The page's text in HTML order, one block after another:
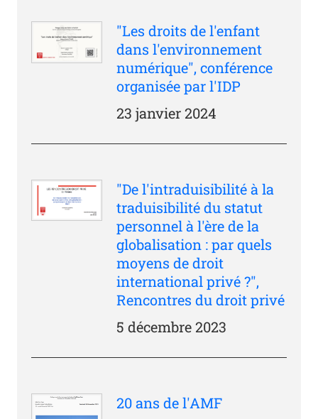
"Les droits de l'enfant
dans l'environnement
numérique", conférence
organisée par l'IDP
23 janvier 2024
"De l'intraduisibilité à la
traduisibilité du statut
personnel à l'ère de la
globalisation : par quels
moyens de droit
international privé ?",
Rencontres du droit privé
5 décembre 2023
20 ans de l'AMF